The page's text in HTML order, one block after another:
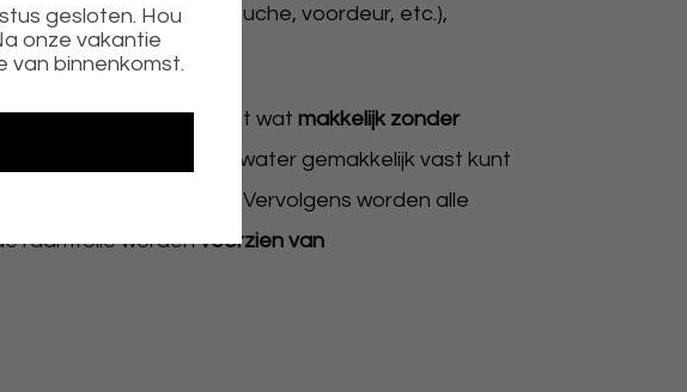
spiegel, glazen pui, douche, voordeur, etc.),
professionele kwaliteit wat makkelijk zonder
die u door middel van water gemakkelijk vast kunt
in de raamfolie. Vervolgens worden alle
raamfolie wordenvoorzien van
gesloten. Hou
onze vakantie
van binnenkomst.